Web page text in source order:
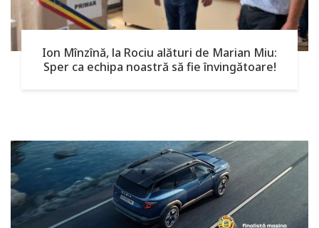
Ion Mînzînă, la Rociu alături de Marian Miu:
Sper ca echipa noastră să fie învingătoare!